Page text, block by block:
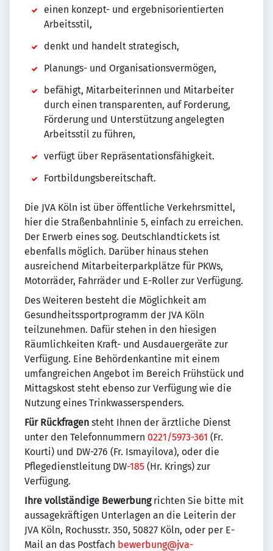
einen konzept- und ergebnisorientierten
Arbeitsstil,
denkt und handelt strategisch,
Planungs- und Organisationsvermögen,
befähigt, Mitarbeiterinnen und Mitarbeiter
durch einen transparenten, auf Forderung,
Förderung und Unterstützung angelegten
Arbeitsstil zu führen,
verfügt über Repräsentationsfähigkeit.
Fortbildungsbereitschaft.
Die JVA Köln ist über öffentliche Verkehrsmittel,
hier die Straßenbahnlinie 5, einfach zu erreichen.
Der Erwerb eines sog. Deutschlandtickets ist
ebenfalls möglich. Darüber hinaus stehen
ausreichend Mitarbeiterparkplätze für PKWs,
Motorräder, Fahrräder und E-Roller zur Verfügung.
Des Weiteren besteht die Möglichkeit am
Gesundheitssportprogramm der JVA Köln
teilzunehmen. Dafür stehen in den hiesigen
Räumlichkeiten Kraft- und Ausdauergeräte zur
Verfügung. Eine Behördenkantine mit einem
umfangreichen Angebot im Bereich Frühstück und
Mittagskost steht ebenso zur Verfügung wie die
Nutzung eines Trinkwasserspenders.
Für Rückfragen steht Ihnen der ärztliche Dienst
unter den Telefonnummern 0221/5973-361 (Fr.
Kourti) und DW-276 (Fr. Ismayilova), oder die
Pflegedienstleitung DW-185 (Hr. Krings) zur
Verfügung.
Ihre vollständige Bewerbungrichten Sie bitte mit
aussagekräftigen Unterlagen an die Leiterin der
JVA Köln, Rochusstr. 350, 50827 Köln, oder per E-
Mail an das Postfach bewerbung@jva-